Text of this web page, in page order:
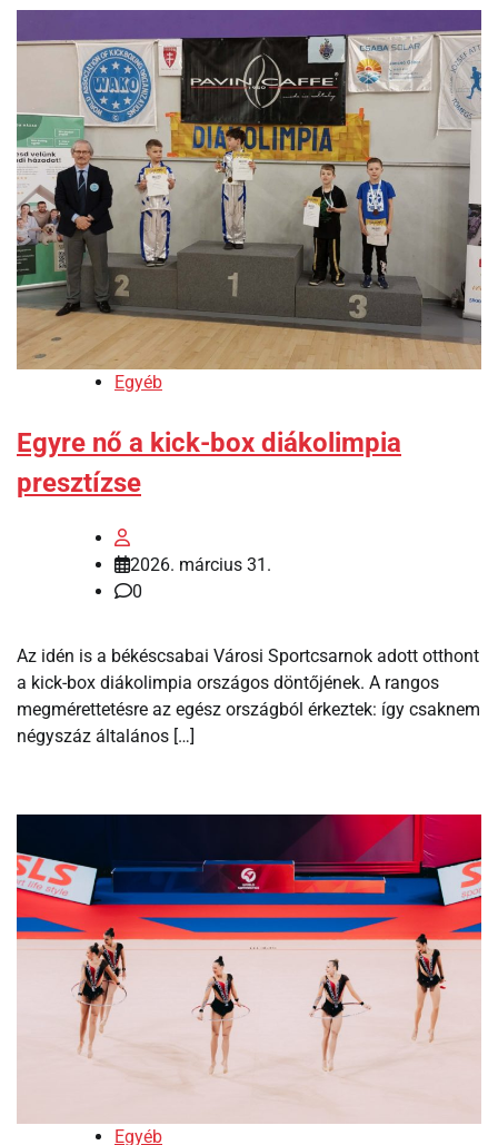
Egyéb
Egyre nő a kick-box diákolimpia
presztízse
2026. március 31.
0
Az idén is a békéscsabai Városi Sportcsarnok adott otthont
a kick-box diákolimpia országos döntőjének. A rangos
megmérettetésre az egész országból érkeztek: így csaknem
négyszáz általános […]
Egyéb